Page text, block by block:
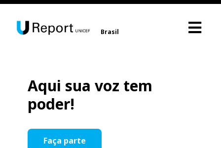
Brasil
Aqui sua voz tem
poder!
Faça parte